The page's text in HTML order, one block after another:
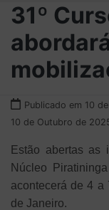
31º
Publicado em 10
10 de Outubro de
Estão abertas as
Núcleo
acontecerá de 4 a
de Janeiro.